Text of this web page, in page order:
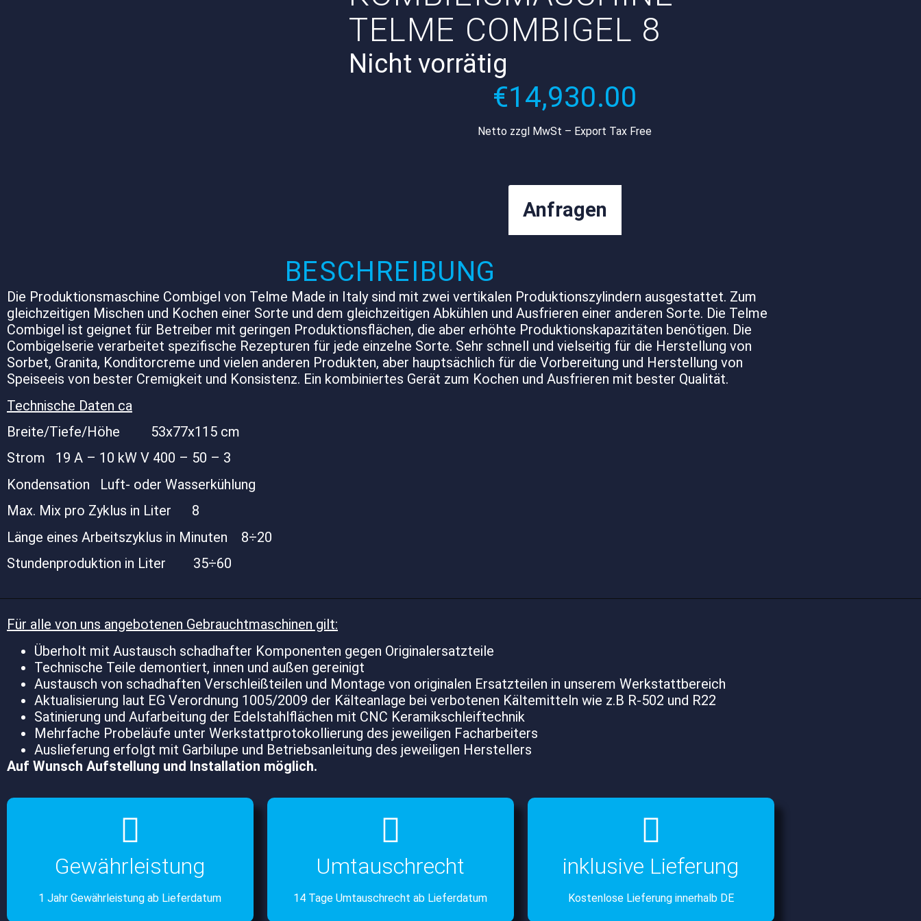
TELME COMBIGEL 8
Nicht vorrätig
€14,930.00
Netto zzgl MwSt – Export Tax Free
Anfragen
BESCHREIBUNG
Die Produktionsmaschine Combigel von Telme Made in Italy sind mit zwei vertikalen Produktionszylindern ausgestattet. Zum
gleichzeitigen Mischen und Kochen einer Sorte und dem gleichzeitigen Abkühlen und Ausfrieren einer anderen Sorte. Die Telme
Combigel ist geignet für Betreiber mit geringen Produktionsflächen, die aber erhöhte Produktionskapazitäten benötigen. Die
Combigelserie verarbeitet spezifische Rezepturen für jede einzelne Sorte. Sehr schnell und vielseitig für die Herstellung von
Sorbet, Granita, Konditorcreme und vielen anderen Produkten, aber hauptsächlich für die Vorbereitung und Herstellung von
Speiseeis von bester Cremigkeit und Konsistenz. Ein kombiniertes Gerät zum Kochen und Ausfrieren mit bester Qualität.
Technische Daten ca
Breite/Tiefe/Höhe 53x77x115 cm
Strom 19 A – 10 kW V 400 – 50 – 3
Kondensation Luft- oder Wasserkühlung
Max. Mix pro Zyklus in Liter 8
Länge eines Arbeitszyklus in Minuten 8÷20
Stundenproduktion in Liter 35÷60
Für alle von uns angebotenen Gebrauchtmaschinen gilt:
Überholt mit Austausch schadhafter Komponenten gegen Originalersatzteile
Technische Teile demontiert, innen und außen gereinigt
Austausch von schadhaften Verschleißteilen und Montage von originalen Ersatzteilen in unserem Werkstattbereich
Aktualisierung laut EG Verordnung 1005/2009 der Kälteanlage bei verbotenen Kältemitteln wie z.B R-502 und R22
Satinierung und Aufarbeitung der Edelstahlflächen mit CNC Keramikschleiftechnik
Mehrfache Probeläufe unter Werkstattprotokollierung des jeweiligen Facharbeiters
Auslieferung erfolgt mit Garbilupe und Betriebsanleitung des jeweiligen Herstellers
Auf Wunsch Aufstellung und Installation möglich.
Gewährleistung
1 Jahr Gewährleistung ab Lieferdatum
Umtauschrecht
14 Tage Umtauschrecht ab Lieferdatum
inklusive Lieferung
Kostenlose Lieferung innerhalb DE